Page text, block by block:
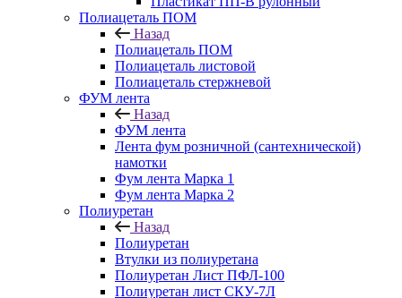
Полиацеталь ПОМ
Назад
Полиацеталь ПОМ
Полиацеталь листовой
Полиацеталь стержневой
ФУМ лента
Назад
ФУМ лента
Лента фум розничной (сантехнической)
намотки
Фум лента Марка 1
Фум лента Марка 2
Полиуретан
Назад
Полиуретан
Втулки из полиуретана
Полиуретан Лист ПФЛ-100
Полиуретан лист СКУ-7Л